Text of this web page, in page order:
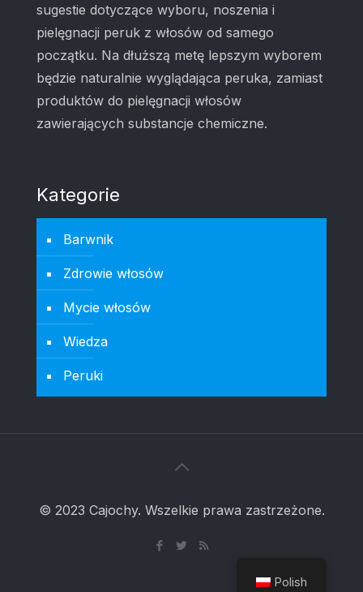
sugestie dotyczące wyboru, noszenia i
pielęgnacji peruk z włosów od samego
początku. Na dłuższą metę lepszym wyborem
będzie naturalnie wyglądająca peruka, zamiast
produktów do pielęgnacji włosów
zawierających substancje chemiczne.
Kategorie
Barwnik
Zdrowie włosów
Mycie włosów
Wiedza
Peruki
© 2023 Cajochy. Wszelkie prawa zastrzeżone.
Polish